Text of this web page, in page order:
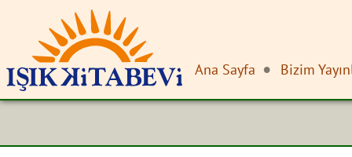
Ana Sayfa Bizim